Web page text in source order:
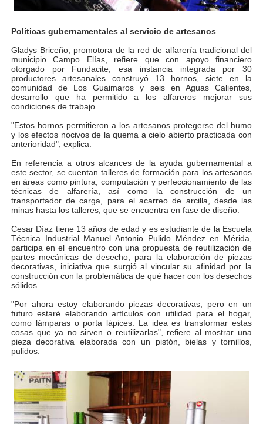
Políticas gubernamentales al servicio de artesanos
Gladys Briceño, promotora de la red de alfarería tradicional del
municipio Campo Elías, refiere que con apoyo financiero
otorgado por Fundacite, esa instancia integrada por 30
productores artesanales construyó 13 hornos, siete en la
comunidad de Los Guaimaros y seis en Aguas Calientes,
desarrollo que ha permitido a los alfareros mejorar sus
condiciones de trabajo.
"Estos hornos permitieron a los artesanos protegerse del humo
y los efectos nocivos de la quema a cielo abierto practicada con
anterioridad", explica.
En referencia a otros alcances de la ayuda gubernamental a
este sector, se cuentan talleres de formación para los artesanos
en áreas como pintura, computación y perfeccionamiento de las
técnicas de alfarería, así como la construcción de un
transportador de carga, para el acarreo de arcilla, desde las
minas hasta los talleres, que se encuentra en fase de diseño.
Cesar Díaz tiene 13 años de edad y es estudiante de la Escuela
Técnica Industrial Manuel Antonio Pulido Méndez en Mérida,
participa en el encuentro con una propuesta de reutilización de
partes mecánicas de desecho, para la elaboración de piezas
decorativas, iniciativa que surgió al vincular su afinidad por la
construcción con la problemática de qué hacer con los desechos
sólidos.
"Por ahora estoy elaborando piezas decorativas, pero en un
futuro estaré elaborando artículos con utilidad para el hogar,
como lámparas o porta lápices. La idea es transformar estas
cosas que ya no sirven o reutilizarlas", refiere al mostrar una
pieza decorativa elaborada con un pistón, bielas y tornillos,
pulidos.